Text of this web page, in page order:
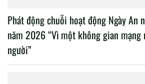
Phát động chuỗi hoạt động Ngày An
năm 2026 “Vì một không gian mạng
người”